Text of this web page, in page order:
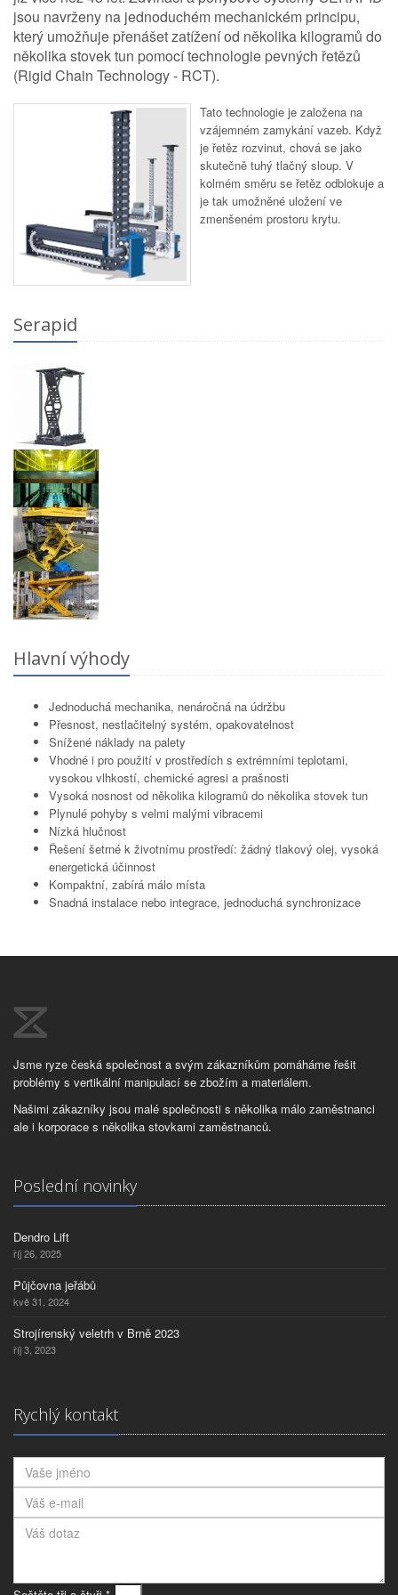
jsou navrženy na jednoduchém mechanickém principu,
který umožňuje přenášet zatížení od několika kilogramů do
několika stovek tun pomocí technologie pevných řetězů
(Rigid Chain Technology - RCT).
Tato technologie je založena na
vzájemném zamykání vazeb. Když
je řetěz rozvinut, chová se jako
skutečně tuhý tlačný sloup. V
kolmém směru se řetěz odblokuje a
je tak umožněné uložení ve
zmenšeném prostoru krytu.
Serapid
Hlavní výhody
Jednoduchá mechanika, nenáročná na údržbu
Přesnost, nestlačitelný systém, opakovatelnost
Snížené náklady na palety
Vhodné i pro použití v prostředích s extrémními teplotami,
vysokou vlhkostí, chemické agresi a prašnosti
Vysoká nosnost od několika kilogramů do několika stovek tun
Plynulé pohyby s velmi malými vibracemi
Nízká hlučnost
Řešení šetrné k životnímu prostředí: žádný tlakový olej, vysoká
energetická účinnost
Kompaktní, zabírá málo místa
Snadná instalace nebo integrace, jednoduchá synchronizace
Jsme ryze česká společnost a svým zákazníkům pomáháme řešit
problémy s vertikální manipulací se zbožím a materiálem.
Našimi zákazníky jsou malé společnosti s několika málo zaměstnanci
ale i korporace s několika stovkami zaměstnanců.
Poslední novinky
Dendro Lift
říj 26, 2025
Půjčovna jeřábů
kvě 31, 2024
Strojírenský veletrh v Brně 2023
říj 3, 2023
Rychlý kontakt